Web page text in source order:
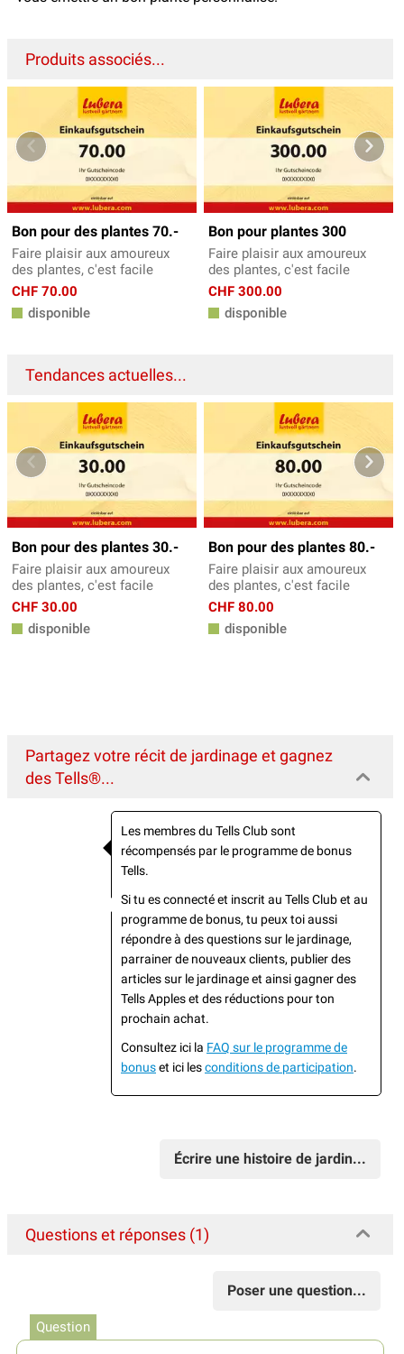
Produits associés...
Bon pour des plantes 70.-
Faire plaisir aux amoureux
des plantes, c'est facile
CHF 70.00
disponible
Bon pour plantes 300
Faire plaisir aux amoureux
des plantes, c'est facile
CHF 300.00
disponible
Tendances actuelles...
Bon pour des plantes 30.-
Faire plaisir aux amoureux
des plantes, c'est facile
CHF 30.00
disponible
Bon pour des plantes 80.-
Faire plaisir aux amoureux
des plantes, c'est facile
CHF 80.00
disponible
Partagez votre récit de jardinage et gagnez
des Tells®...
Les membres du Tells Club sont
récompensés par le programme de bonus
Tells.
Si tu es connecté et inscrit au Tells Club et au
programme de bonus, tu peux toi aussi
répondre à des questions sur le jardinage,
parrainer de nouveaux clients, publier des
articles sur le jardinage et ainsi gagner des
Tells Apples et des réductions pour ton
prochain achat.
Consultez ici la FAQ sur le programme de
bonuset ici lesconditions de participation.
Écrire une histoire de jardin...
Questions et réponses (1)
Poser une question...
Question